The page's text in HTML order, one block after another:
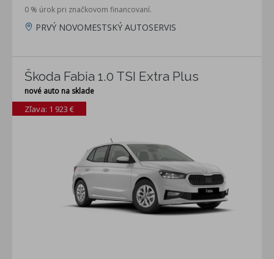
0 % úrok pri značkovom financovaní.
PRVÝ NOVOMESTSKÝ AUTOSERVIS
Škoda Fabia 1.0 TSI Extra Plus
nové auto na sklade
Zľava: 1 923 €